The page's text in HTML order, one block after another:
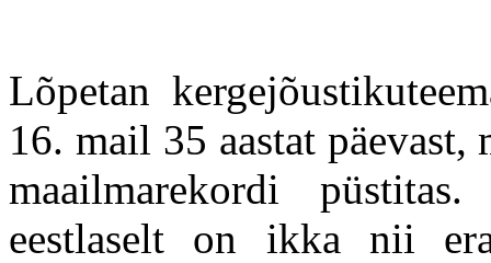
Lõpetan
16. mail 35 aastat
maailmarekordi
eestlaselt on ikka nii